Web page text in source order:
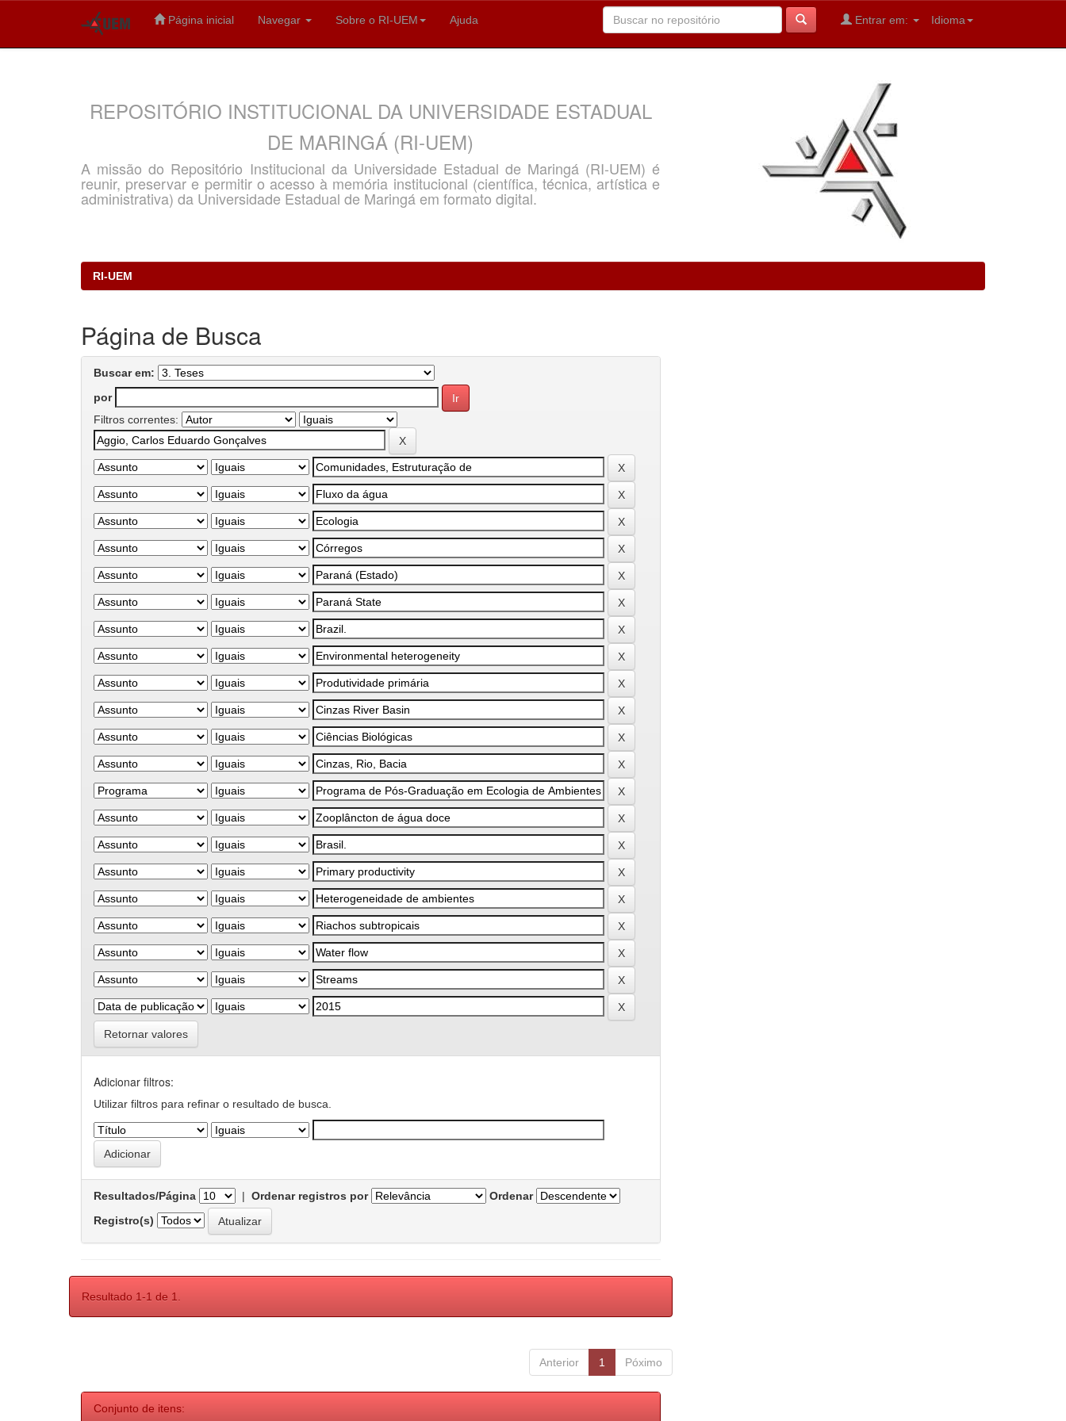
Página inicial Navegar Sobre o RI-UEM Ajuda Idioma
Entrar em:
REPOSITÓRIO INSTITUCIONAL DA UNIVERSIDADE ESTADUAL
DE MARINGÁ (RI-UEM)
A missão do Repositório Institucional da Universidade Estadual de Maringá (RI-UEM) é
reunir, preservar e permitir o acesso à memória institucional (científica, técnica, artística e
administrativa) da Universidade Estadual de Maringá em formato digital.
RI-UEM
Página de Busca
Buscar em:
por
Filtros correntes:
Retornar valores
Adicionar filtros:
Utilizar filtros para refinar o resultado de busca.
Resultados/Página | Ordenar registros por
Ordenar
Registro(s)
Resultado 1-1 de 1.
Anterior 1 Póximo
Conjunto de itens: